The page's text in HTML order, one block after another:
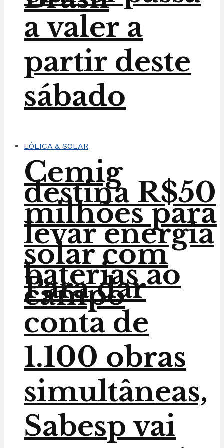
Cemig
destina R$50
milhões para
levar energia
solar com
baterias ao
campo
a valer a
partir deste
sábado
EÓLICA & SOLAR
Para dar
conta de
1.100 obras
simultâneas,
Sabesp vai